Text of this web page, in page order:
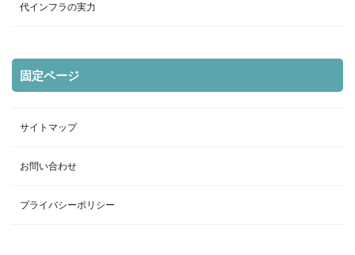
代インフラの実力
固定ページ
サイトマップ
お問い合わせ
プライバシーポリシー